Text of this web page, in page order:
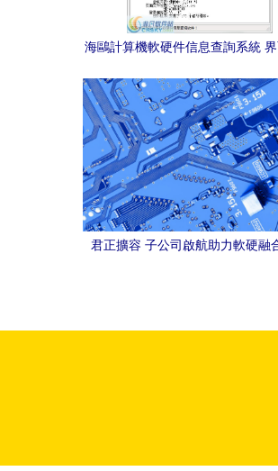
海鷗計算機軟硬件信息查詢系統
君正擴容 子公司啟航助力軟硬融